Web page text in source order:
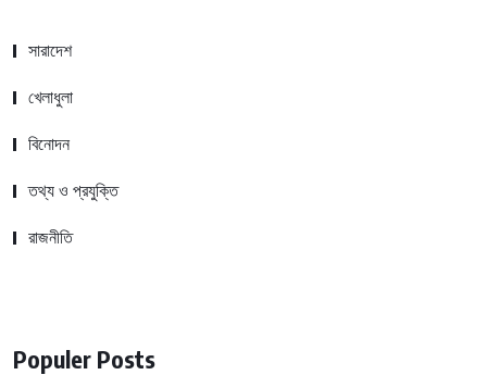
সারাদেশ
খেলাধুলা
বিনোদন
তথ্য ও প্রযুক্তি
রাজনীতি
Populer Posts